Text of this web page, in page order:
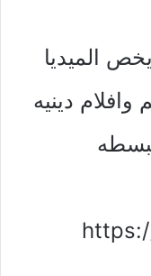
الميديا
دينيه